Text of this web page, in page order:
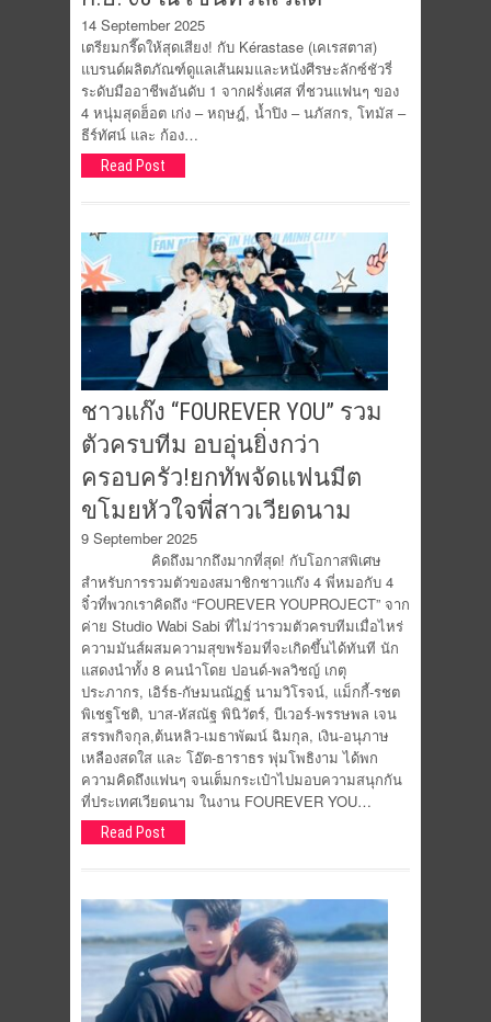
14 September 2025
เตรียมกรี๊ดให้สุดเสียง! กับ Kérastase (เคเรสตาส)
แบรนด์ผลิตภัณฑ์ดูแลเส้นผมและหนังศีรษะลักซ์ชัวรี่
ระดับมืออาชีพอันดับ 1 จากฝรั่งเศส ที่ชวนแฟนๆ ของ
4 หนุ่มสุดฮ็อต เก่ง – หฤษฎ์, น้ำปิง – นภัสกร, โทมัส –
ธีร์ทัศน์ และ ก้อง…
Read Post
ชาวแก๊ง “FOUREVER YOU” รวม
ตัวครบทีม อบอุ่นยิ่งกว่า
ครอบครัว!ยกทัพจัดแฟนมีต
ขโมยหัวใจพี่สาวเวียดนาม
9 September 2025
คิดถึงมากถึงมากที่สุด! กับโอกาสพิเศษ
สำหรับการรวมตัวของสมาชิกชาวแก๊ง 4 พี่หมอกับ 4
จิ๋วที่พวกเราคิดถึง “FOUREVER YOUPROJECT” จาก
ค่าย Studio Wabi Sabi ที่ไม่ว่ารวมตัวครบทีมเมื่อไหร่
ความมันส์ผสมความสุขพร้อมที่จะเกิดขึ้นได้ทันที นัก
แสดงนำทั้ง 8 คนนำโดย ปอนด์-พลวิชญ์ เกตุ
ประภากร, เอิร์ธ-กัษมนณัฏฐ์ นามวิโรจน์, แม็กกี้-รชต
พิเชฐโชติ, บาส-หัสณัฐ พินิวัตร์, บีเวอร์-พรรษพล เจน
สรรพกิจกุล,ต้นหลิว-เมธาพัฒน์ ฉิมกุล, เงิน-อนุภาษ
เหลืองสดใส และ โอ๊ต-ธาราธร พุ่มโพธิงาม ได้พก
ความคิดถึงแฟนๆ จนเต็มกระเป๋าไปมอบความสนุกกัน
ที่ประเทศเวียดนาม ในงาน FOUREVER YOU…
Read Post